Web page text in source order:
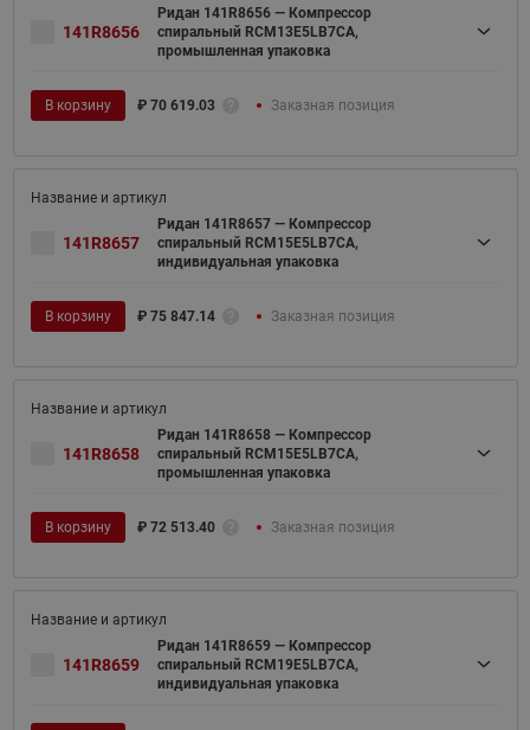
141R8656
Ридан 141R8656 — Компрессор
спиральный RCM13E5LB7CA,
промышленная упаковка
В корзину ₽ 70 619.03 Заказная позиция
141R8657
Ридан 141R8657 — Компрессор
спиральный RCM15E5LB7CA,
индивидуальная упаковка
В корзину ₽ 75 847.14 Заказная позиция
141R8658
Ридан 141R8658 — Компрессор
спиральный RCM15E5LB7CA,
промышленная упаковка
В корзину ₽ 72 513.40 Заказная позиция
141R8659
Ридан 141R8659 — Компрессор
спиральный RCM19E5LB7CA,
индивидуальная упаковка